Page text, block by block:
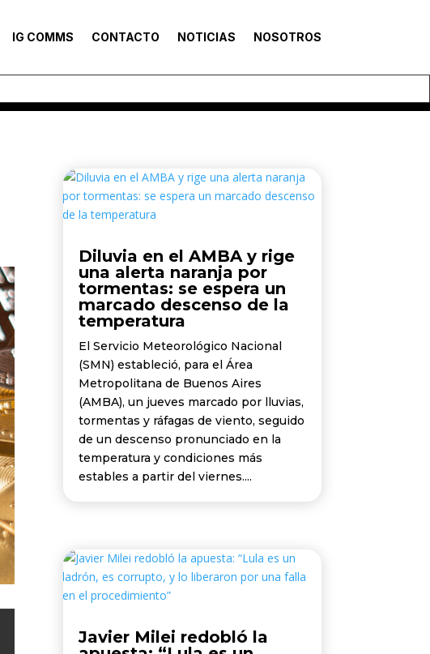
IG COMMS CONTACTO NOTICIAS NOSOTROS
Diluvia en el AMBA y rige
una alerta naranja por
tormentas: se espera un
marcado descenso de la
temperatura
El Servicio Meteorológico Nacional
(SMN) estableció, para el Área
Metropolitana de Buenos Aires
(AMBA), un jueves marcado por lluvias,
tormentas y ráfagas de viento, seguido
de un descenso pronunciado en la
temperatura y condiciones más
estables a partir del viernes....
Javier Milei redobló la